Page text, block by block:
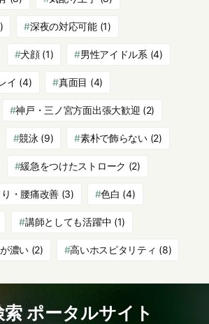
深夜の対応可能(1)
犬顔(1) 男性アイドル系 (4)
イ (4) 真面目 (4)
神戸・三ノ宮方面出張大歓迎 (2)
競泳 (9) 素朴で飾らない(2)
緩急をつけたストローク (2)
・腰痛改善 (3) 色白 (4)
講師としても活躍中 (1)
濃い(2) 高いホスピタリティ (8)
索 ポータルサイト